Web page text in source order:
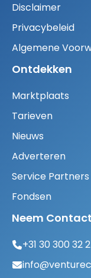
Disclaimer
Privacybeleid
Algemene
Ontdekken
Marktplaats
Tarieven
Nieuws
Adverteren
Service Partners
Fondsen
Neem
+31 30 300 32